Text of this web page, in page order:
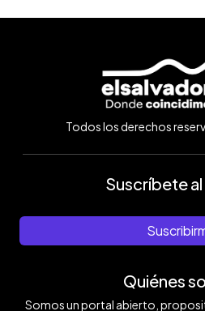
Todos los derechos
Suscríbete
Quiénes
Somos un portal abierto,